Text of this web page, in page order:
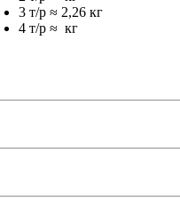
3 т/р ≈ 2,26 кг
4 т/р ≈ кг